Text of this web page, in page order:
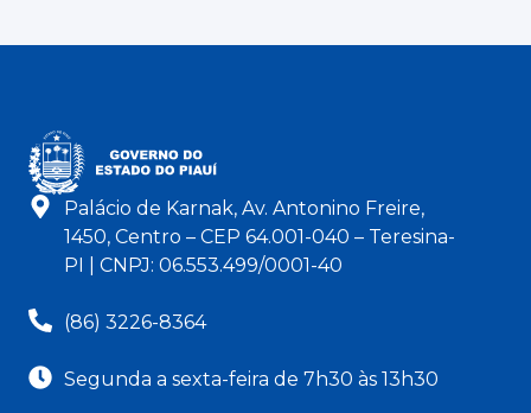
Palácio de Karnak, Av. Antonino Freire,
1450, Centro – CEP 64.001-040 – Teresina-
PI | CNPJ: 06.553.499/0001-40
(86) 3226-8364
Segunda a sexta-feira de 7h30 às 13h30